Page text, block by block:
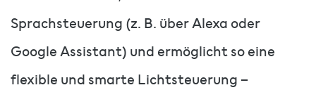
Sprachsteuerung (z. B. über Alexa oder
Google Assistant) und ermöglicht so eine
flexible und smarte Lichtsteuerung –